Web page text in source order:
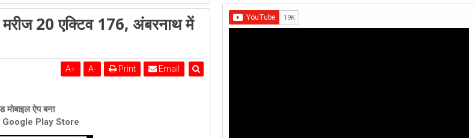
में नए मरीज 20 एक्टिव 176, अंबरनाथ में नए मरीज 19, एक्टिव 180
मरीज 20 एक्टिव 176, अंबरनाथ में
A+ A- Print Email
मोबाइल ऐप बना
Play Store